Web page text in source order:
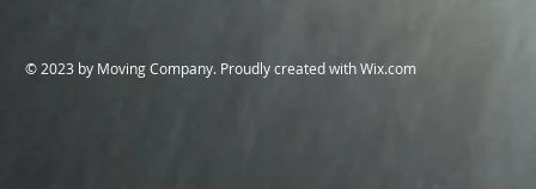
​© 2023 by Moving Company. Proudly created withWix.com